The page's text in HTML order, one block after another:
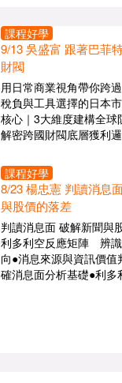
課程好學
9/13 吳盛富 跟著巴菲
財閥
用日常商業視角帶你跨
稅負與工具選擇的日本
核心｜3大維度建構全
解密跨國財閥底層獲利
課程好學
8/23 楊忠憲 判讀消息
與股價的落差
判讀消息面 破解新聞與
利多利空反應矩陣 辨
向●消息來源與資訊價值
確消息面分析基礎●利多